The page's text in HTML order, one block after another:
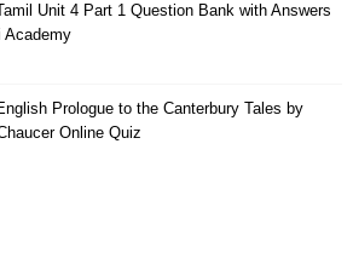
Unit 4 Part 1 Question Bank with Answers
Academy
Prologue to the Canterbury Tales by
Online Quiz